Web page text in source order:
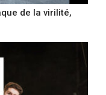
de la virilité,